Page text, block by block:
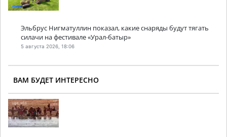
Эльбрус Нигматуллин показал, какие снаряды будут тягать
силачи на фестивале «Урал-батыр»
5 августа 2026, 18:06
ВАМ БУДЕТ ИНТЕРЕСНО